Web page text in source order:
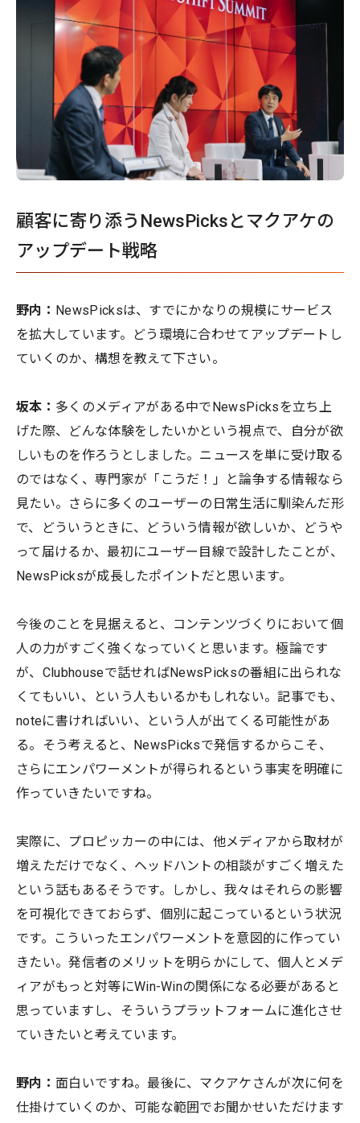
顧客に寄り添うNewsPicksとマクアケの
アップデート戦略
野内： NewsPicksは、すでにかなりの規模にサービス
を拡大しています。どう環境に合わせてアップデートし
ていくのか、構想を教えて下さい。
坂本： 多くのメディアがある中でNewsPicksを立ち上
げた際、どんな体験をしたいかという視点で、自分が欲
しいものを作ろうとしました。ニュースを単に受け取る
のではなく、専門家が「こうだ！」と論争する情報なら
見たい。さらに多くのユーザーの日常生活に馴染んだ形
で、どういうときに、どういう情報が欲しいか、どうや
って届けるか、最初にユーザー目線で設計したことが、
NewsPicksが成長したポイントだと思います。
今後のことを見据えると、コンテンツづくりにおいて個
人の力がすごく強くなっていくと思います。極論です
が、Clubhouseで話せればNewsPicksの番組に出られな
くてもいい、という人もいるかもしれない。記事でも、
noteに書ければいい、という人が出てくる可能性があ
る。そう考えると、NewsPicksで発信するからこそ、
さらにエンパワーメントが得られるという事実を明確に
作っていきたいですね。
実際に、プロピッカーの中には、他メディアから取材が
増えただけでなく、ヘッドハントの相談がすごく増えた
という話もあるそうです。しかし、我々はそれらの影響
を可視化できておらず、個別に起こっているという状況
です。こういったエンパワーメントを意図的に作ってい
きたい。発信者のメリットを明らかにして、個人とメデ
ィアがもっと対等にWin-Winの関係になる必要があると
思っていますし、そういうプラットフォームに進化させ
ていきたいと考えています。
野内： 面白いですね。最後に、マクアケさんが次に何を
仕掛けていくのか、可能な範囲でお聞かせいただけます